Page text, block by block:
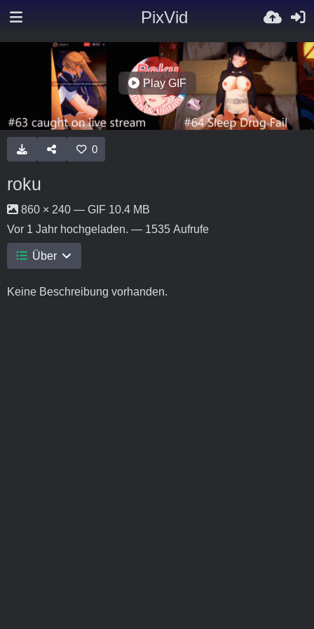
PixVid
Play GIF
0
roku
860 × 240 — GIF 10.4 MB
Vor 1 Jahr hochgeladen. — 1535 Aufrufe
Über
Keine Beschreibung vorhanden.